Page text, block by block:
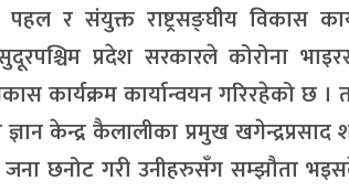
र संयुक्त राष्ट्रसङ्घीय विकास
प्रदेश सरकारले कोरोना
कार्यक्रम कार्यान्वयन गरिरहेको छ ।
केन्द्र कैलालीका प्रमुख खगेन्द्रप्रसाद
जना छनोट गरी उनीहरुसँग सम्झौता